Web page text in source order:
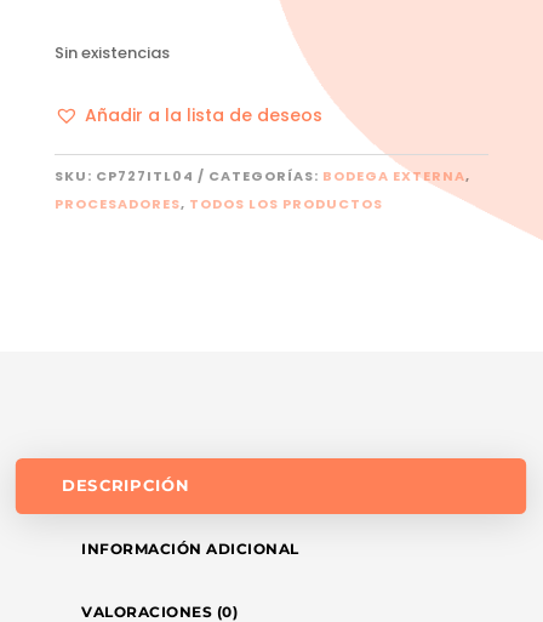
Sin existencias
Añadir a la lista de deseos
SKU: CP727ITL04 CATEGORÍAS: BODEGA EXTERNA,
PROCESADORES, TODOS LOS PRODUCTOS
DESCRIPCIÓN
INFORMACIÓN ADICIONAL
VALORACIONES (0)